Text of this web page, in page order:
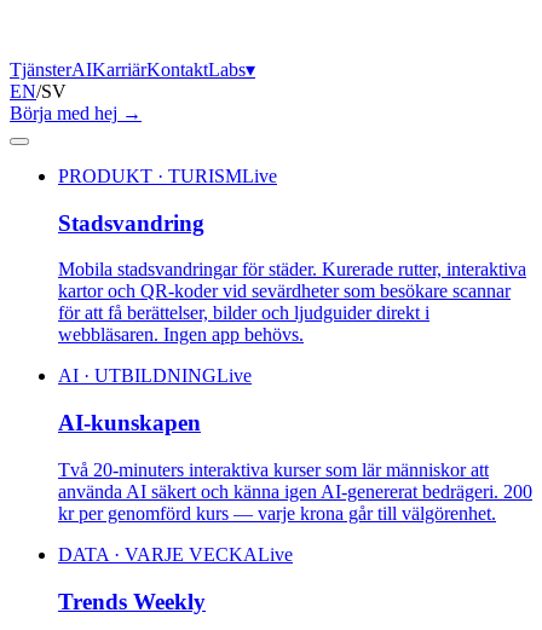
TjänsterAIKarriärKontaktLabs▾
EN/SV
Börja med hej →
PRODUKT · TURISMLive
Stadsvandring
Mobila stadsvandringar för städer. Kurerade rutter, interaktiva
kartor och QR-koder vid sevärdheter som besökare scannar
för att få berättelser, bilder och ljudguider direkt i
webbläsaren. Ingen app behövs.
AI · UTBILDNINGLive
AI-kunskapen
Två 20-minuters interaktiva kurser som lär människor att
använda AI säkert och känna igen AI-genererat bedrägeri. 200
kr per genomförd kurs — varje krona går till välgörenhet.
DATA · VARJE VECKALive
Trends Weekly